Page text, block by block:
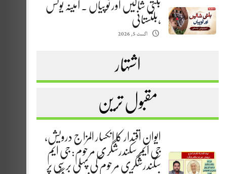
بلتی شالیں اور ٹوپیاں . آمینہ یونس
،بلتستانی
اگست 5, 2026
اشتہار
مقبول ترین
ایوانِ اقتدار کا انکسار المزاج درویش،
جی ایم سکندرشگری مرحوم: جی ایم
سکندرشگری مرحوم کی پہلی برسی پر